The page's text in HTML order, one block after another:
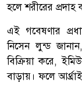
হলে শরীরের প্রদাহ
এই গবেষণার
নিসেন লুন্ড
বিক্রিয়া করে,
বাড়ায়। ফলে